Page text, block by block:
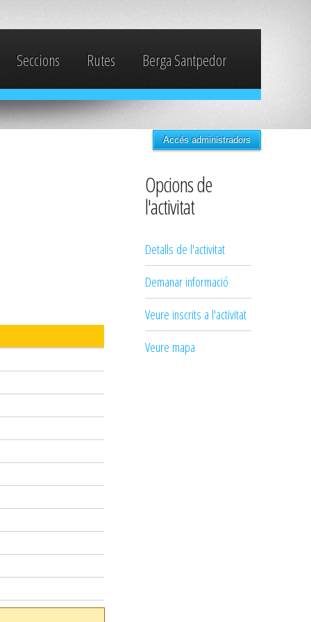
Seccions Rutes Berga Santpedor
Accés administradors
Opcions de
l'activitat
Detalls de l'activitat
Demanar informació
Veure inscrits a l'activitat
Veure mapa